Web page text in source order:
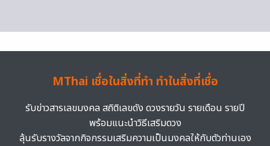
MThai เชื่อในสิ่งที่ทำ ทำในสิ่งที่เชื่อ
รับข่าวสารเลขมงคล สถิติเลขดัง ดวงรายวัน รายเดือน รายปี
พร้อมแนะนำวิธีเสริมดวง
ลุ้นรับรางวัลจากกิจกรรมเสริมความเป็นมงคลให้กับตัวท่านเอง